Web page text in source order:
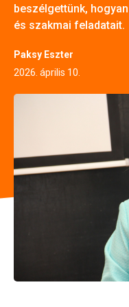
beszélgettünk,
és szakmai feladatait.
Paksy Eszter
2026. április 10.